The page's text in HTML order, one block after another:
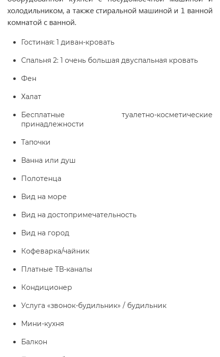
холодильником, а также стиральной машиной и 1 ванной
комнатой с ванной.
Гостиная: 1 диван-кровать
Спальня 2: 1 очень большая двуспальная кровать
Фен
Халат
Бесплатные туалетно-косметические
принадлежности
Тапочки
Ванна или душ
Полотенца
Вид на море
Вид на достопримечательность
Вид на город
Кофеварка/чайник
Платные ТВ-каналы
Кондиционер
Услуга «звонок-будильник» / будильник
Мини-кухня
Балкон